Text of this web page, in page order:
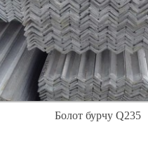
Болот бурчу Q235